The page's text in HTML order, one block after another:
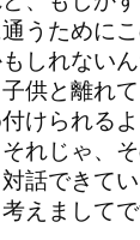
うために
しれないん
供と離れ
けられる
れじゃ、
話できて
えましてで